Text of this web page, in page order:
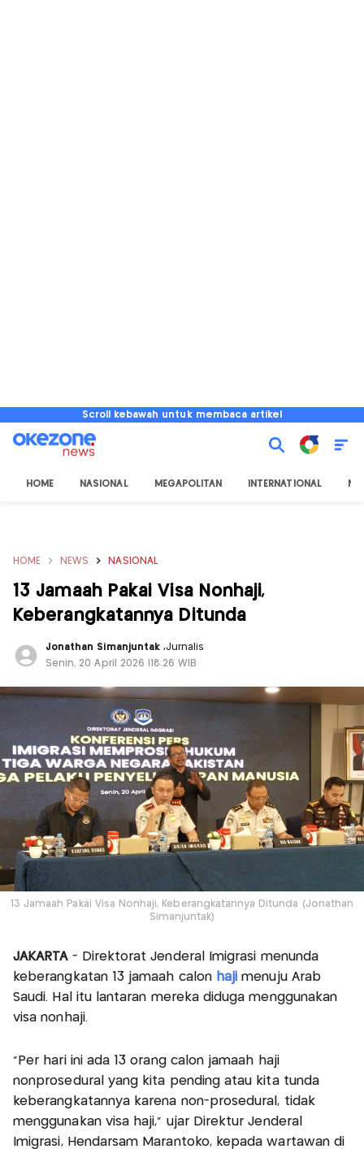
Scroll kebawah untuk membaca artikel
HOME NASIONAL MEGAPOLITAN INTERNATIONAL
HOME NEWS NASIONAL
13 Jamaah Pakai Visa Nonhaji,
Keberangkatannya Ditunda
Jonathan Simanjuntak,Jurnalis
Senin, 20 April 2026 |18:26 WIB
13 Jamaah Pakai Visa Nonhaji, Keberangkatannya Ditunda (Jonathan
Simanjuntak)
JAKARTA- Direktorat Jenderal Imigrasi menunda
keberangkatan 13 jamaah calon hajimenuju Arab
Saudi. Hal itu lantaran mereka diduga menggunakan
visa nonhaji.
"Per hari ini ada 13 orang calon jamaah haji
nonprosedural yang kita pending atau kita tunda
keberangkatannya karena non-prosedural, tidak
menggunakan visa haji," ujar Direktur Jenderal
Imigrasi, Hendarsam Marantoko, kepada wartawan di